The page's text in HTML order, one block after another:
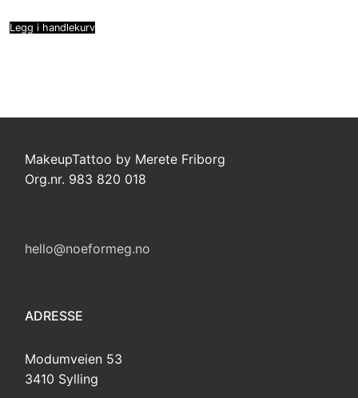
Legg i handlekurv
MakeupTattoo by Merete Friborg
Org.nr. 983 820 018
hello@noeformeg.no
ADRESSE
Modumveien 53
3410 Sylling